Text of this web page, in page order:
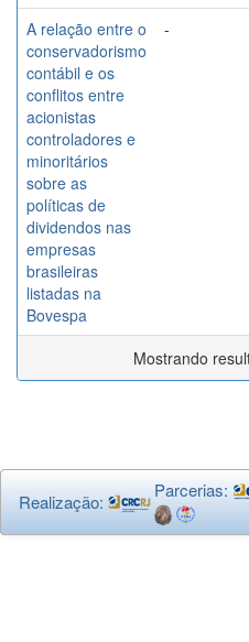
A relação entre o
conservadorismo
contábil e os
conflitos entre
acionistas
controladores e
minoritários
sobre as
políticas de
dividendos nas
empresas
brasileiras
listadas na
Bovespa
-
Mostrando
Realização:
Parcerias: